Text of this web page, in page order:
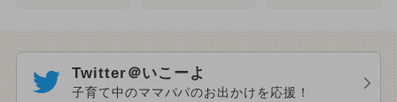
Twitter＠いこーよ
子育て中のママパパのお出かけを応援！